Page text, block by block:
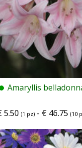
Amaryllis
5.50 (1 pz)- €46.75 (10